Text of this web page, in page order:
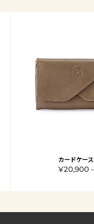
カードケース
¥20,900 -